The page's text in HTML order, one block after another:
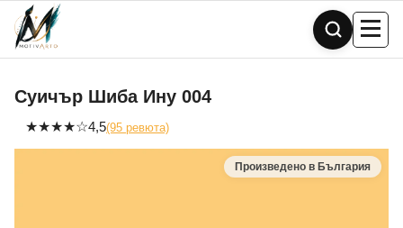
Skip
content
Суичър Шиба Ину 004
★★★★☆4,5(95 ревюта)